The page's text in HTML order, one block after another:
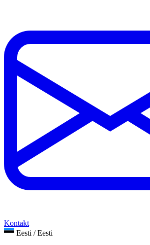
Kontakt
Eesti / Eesti